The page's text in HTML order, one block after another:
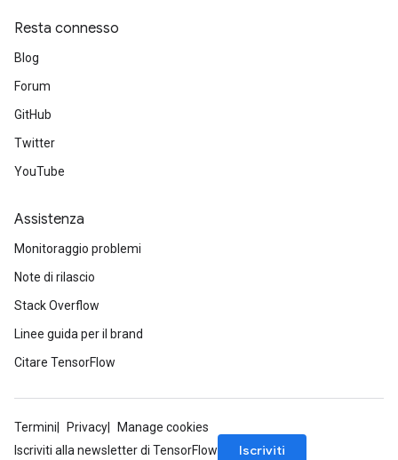
Resta connesso
Blog
Forum
GitHub
Twitter
YouTube
Assistenza
Monitoraggio problemi
Note di rilascio
Stack Overflow
Linee guida per il brand
Citare TensorFlow
Termini Privacy
Manage cookies
Iscriviti alla newsletter di TensorFlow
Iscriviti